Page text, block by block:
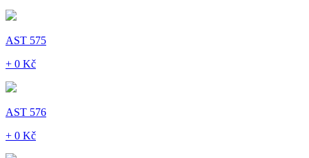
AST 575
+ 0 Kč
AST 576
+ 0 Kč